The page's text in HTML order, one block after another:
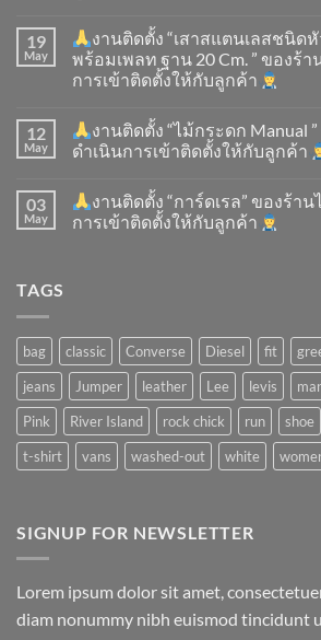
19
May
งานติดตั้ง “เสาสแตนเลสชนิดหั
พร้อมเพลท ฐาน 20 Cm. ” ของร้
การเข้าติดตั้ง​ให้กับลูกค้า
12
May
งานติดตั้ง “ไม้กระดก Manual
ดำเนินการเข้าติดตั้ง​ให้กับลูกค้า
03
May
งานติดตั้ง “การ์ดเรล” ของร้า
การเข้าติดตั้ง​ให้กับลูกค้า
TAGS
bag classic Converse Diesel fit
jeans
Jumper leather Lee levis
Pink
River Island rock chick run shoe
t-shirt
vans washed-out white
SIGNUP FOR NEWSLETTER
Lorem ipsum dolor sit amet,
diam nonummy nibh euismod tincidunt